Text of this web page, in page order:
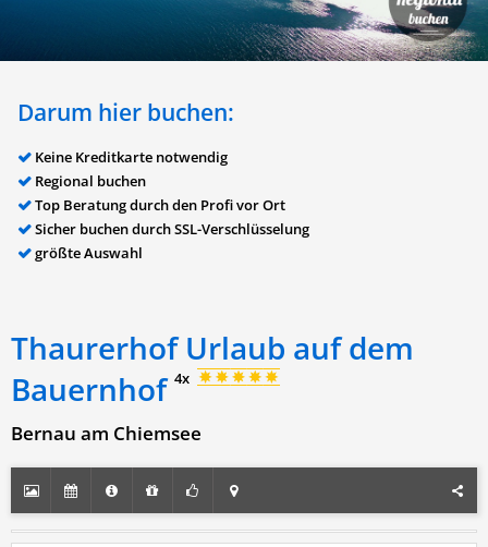
Darum hier buchen:
Keine Kreditkarte notwendig
Regional buchen
Top Beratung durch den Profi vor Ort
Sicher buchen durch SSL-Verschlüsselung
größte Auswahl
Thaurerhof Urlaub auf dem
Bauernhof 4x
Bernau am Chiemsee